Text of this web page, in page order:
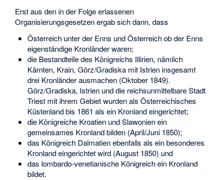
Erst aus den in der Folge erlassenen
Organisierungsgesetzen ergab sich dann, dass
Österreich unter der Enns und Österreich ob der Enns
eigenständige Kronländer waren;
die Bestandteile des Königreichs Illirien, nämlich
Kärnten, Krain, Görz/Gradiska mit Istrien insgesamt
drei Kronländer ausmachen (Oktober 1849).
Görz/Gradiska, Istrien und die reichsunmittelbare Stadt
Triest mit ihrem Gebiet wurden als Österreichisches
Küstenland bis 1861 als ein Kronland eingerichtet;
die Königreiche Kroatien und Slawonien ein
gemeinsames Kronland bilden (April/Juni 1850);
das Königreich Dalmatien ebenfalls als ein besonderes
Kronland eingerichtet wird (August 1850) und
das lombardo-venetianische Königreich ein Kronland
bildet.